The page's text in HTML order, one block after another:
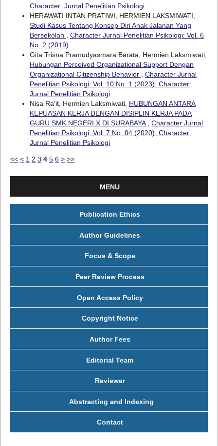
Character: Jurnal Penelitian Psikologi
HERAWATI INTAN PRATIWI, HERMIEN LAKSMIWATI,
Studi Kasus Tentang Konsep Diri Anak Jalanan Yang
Bersekolah , Character Jurnal Penelitian Psikologi: Vol. 6
No. 2 (2019)
Gita Trisna Pramudyasmara Barata, Hermien Laksmiwati,
Hubungan Perceived Organizational Support Dengan
Organizational Citizenship Behavior , Character Jurnal
Penelitian Psikologi: Vol. 10 No. 1 (2023): Character:
Jurnal Penelitian Psikologi
Nisa Ra'it, Hermien Laksmiwati, HUBUNGAN ANTARA
KEPUASAN KERJA DENGAN DISIPLIN KERJA PADA
GURU SMK NEGERI X DI SURABAYA, Character Jurnal
Penelitian Psikologi: Vol. 7 No. 04 (2020): Character:
Jurnal Penelitian Psikologi
<< < 1 2 3 4 5 6 > >>
MENU
Publication Ethics
Author Guidelines
Focus & Scope
Peer Review Process
Open Access Policy
Copyright Notice
Author Fees
Editorial Team
Reviewer
Abstracting and Indexing
Contact